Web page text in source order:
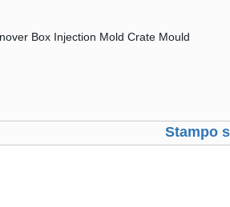
Stampo